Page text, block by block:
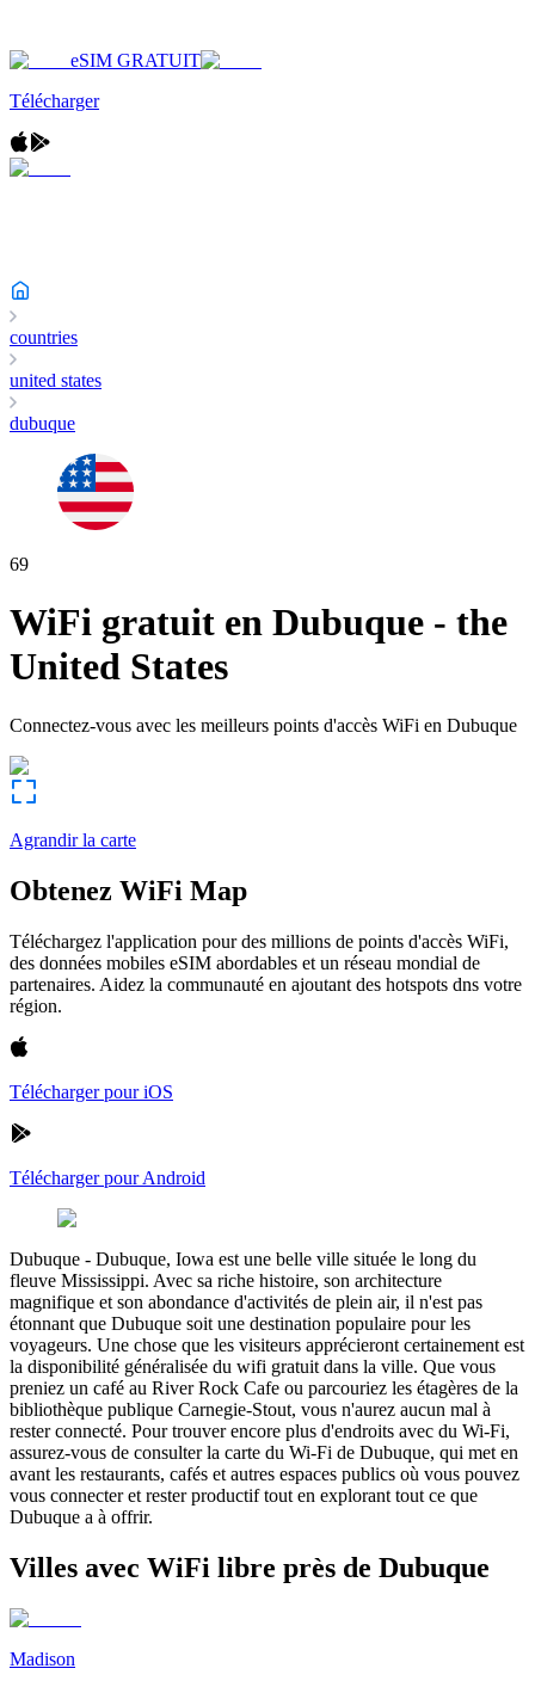
eSIM GRATUIT
Télécharger
countries
united states
dubuque
69
WiFi gratuit en Dubuque - the
United States
Connectez-vous avec les meilleurs points d'accès WiFi en Dubuque
Agrandir la carte
Obtenez WiFi Map
Téléchargez l'application pour des millions de points d'accès WiFi,
des données mobiles eSIM abordables et un réseau mondial de
partenaires. Aidez la communauté en ajoutant des hotspots dns votre
région.
Télécharger pour iOS
Télécharger pour Android
Dubuque - Dubuque, Iowa est une belle ville située le long du
fleuve Mississippi. Avec sa riche histoire, son architecture
magnifique et son abondance d'activités de plein air, il n'est pas
étonnant que Dubuque soit une destination populaire pour les
voyageurs. Une chose que les visiteurs apprécieront certainement est
la disponibilité généralisée du wifi gratuit dans la ville. Que vous
preniez un café au River Rock Cafe ou parcouriez les étagères de la
bibliothèque publique Carnegie-Stout, vous n'aurez aucun mal à
rester connecté. Pour trouver encore plus d'endroits avec du Wi-Fi,
assurez-vous de consulter la carte du Wi-Fi de Dubuque, qui met en
avant les restaurants, cafés et autres espaces publics où vous pouvez
vous connecter et rester productif tout en explorant tout ce que
Dubuque a à offrir.
Villes avec WiFi libre près de Dubuque
Madison